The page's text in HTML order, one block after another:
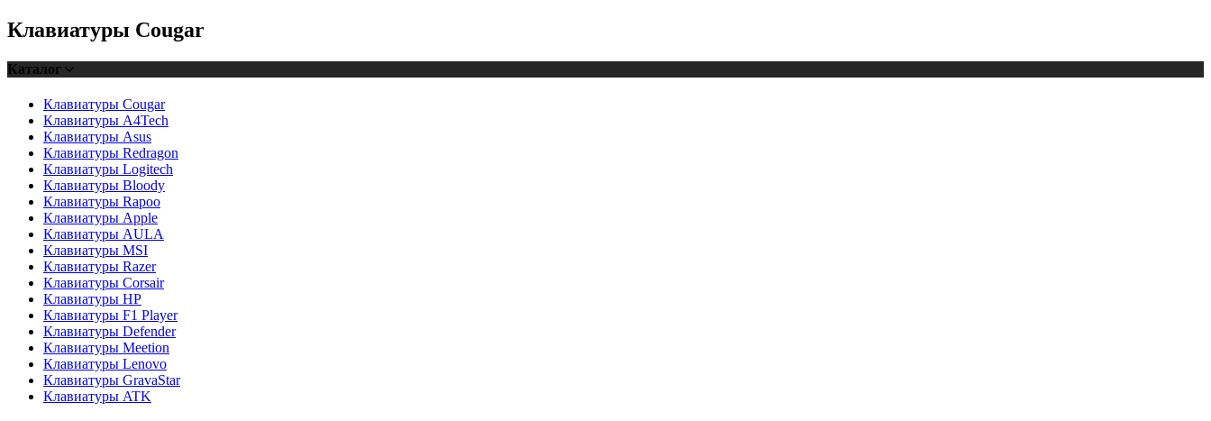
Клавиатуры Cougar
Каталог
Клавиатуры Cougar
Клавиатуры A4Tech
Клавиатуры Asus
Клавиатуры Redragon
Клавиатуры Logitech
Клавиатуры Bloody
Клавиатуры Rapoo
Клавиатуры Apple
Клавиатуры AULA
Клавиатуры MSI
Клавиатуры Razer
Клавиатуры Corsair
Клавиатуры HP
Клавиатуры F1 Player
Клавиатуры Defender
Клавиатуры Meetion
Клавиатуры Lenovo
Клавиатуры GravaStar
Клавиатуры ATK